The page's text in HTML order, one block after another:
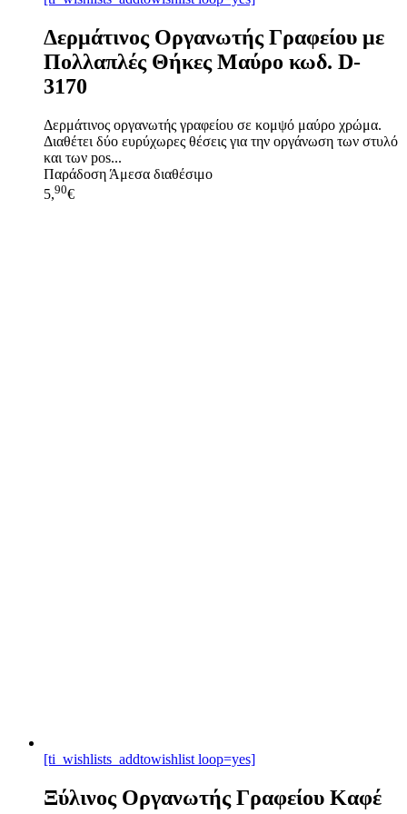
Δερμάτινος Οργανωτής Γραφείου με
Πολλαπλές Θήκες Μαύρο κωδ. D-
3170
Δερμάτινος οργανωτής γραφείου σε κομψό μαύρο χρώμα.
Διαθέτει δύο ευρύχωρες θέσεις για την οργάνωση των στυλό
και των pos...
Παράδοση Άμεσα διαθέσιμο
5,90€
[ti_wishlists_addtowishlist loop=yes]
Ξύλινος Οργανωτής Γραφείου Καφέ